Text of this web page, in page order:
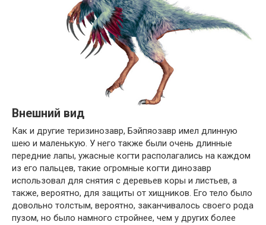
Внешний вид
Как и другие теризинозавр, Бэйпяозавр имел длинную
шею и маленькую. У него также были очень длинные
передние лапы, ужасные когти располагались на каждом
из его пальцев, такие огромные когти динозавр
использовал для снятия с деревьев коры и листьев, а
также, вероятно, для защиты от хищников. Его тело было
довольно толстым, вероятно, заканчивалось своего рода
пузом, но было намного стройнее, чем у других более